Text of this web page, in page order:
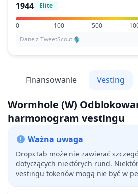
1944 Elite
0 100 500
Dane z TweetScout
Finansowanie Vesting
Wormhole (W)
harmonogram vestingu
Ważna uwaga
DropsTab może nie zawierać
dotyczących niektórych rund.
vestingu tokenów mogą nie być w